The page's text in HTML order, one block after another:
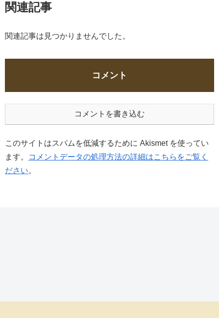
関連記事
関連記事は見つかりませんでした。
コメント
コメントを書き込む
このサイトはスパムを低減するために Akismet を使ってい
ます。
コメントデータの処理方法の詳細はこちらをご覧く
ださい。